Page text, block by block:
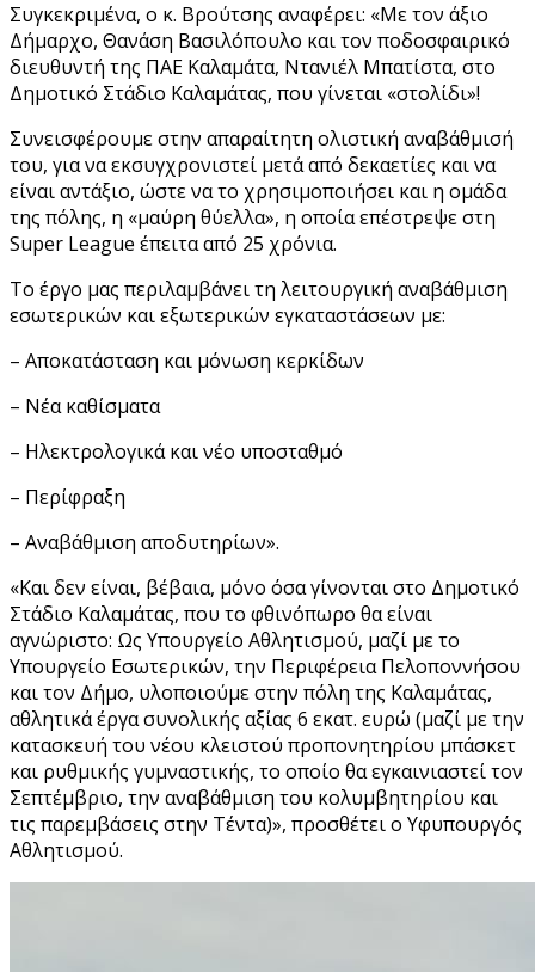
Συγκεκριμένα, ο κ. Βρούτσης αναφέρει: «Με τον άξιο
Δήμαρχο, Θανάση Βασιλόπουλο και τον ποδοσφαιρικό
διευθυντή της ΠΑΕ Καλαμάτα, Ντανιέλ Μπατίστα, στο
Δημοτικό Στάδιο Καλαμάτας, που γίνεται «στολίδι»!
Συνεισφέρουμε στην απαραίτητη ολιστική αναβάθμισή
του, για να εκσυγχρονιστεί μετά από δεκαετίες και να
είναι αντάξιο, ώστε να το χρησιμοποιήσει και η ομάδα
της πόλης, η «μαύρη θύελλα», η οποία επέστρεψε στη
Super League έπειτα από 25 χρόνια.
Το έργο μας περιλαμβάνει τη λειτουργική αναβάθμιση
εσωτερικών και εξωτερικών εγκαταστάσεων με:
– Αποκατάσταση και μόνωση κερκίδων
– Νέα καθίσματα
– Ηλεκτρολογικά και νέο υποσταθμό
– Περίφραξη
– Αναβάθμιση αποδυτηρίων».
«Και δεν είναι, βέβαια, μόνο όσα γίνονται στο Δημοτικό
Στάδιο Καλαμάτας, που το φθινόπωρο θα είναι
αγνώριστο: Ως Υπουργείο Αθλητισμού, μαζί με το
Υπουργείο Εσωτερικών, την Περιφέρεια Πελοποννήσου
και τον Δήμο, υλοποιούμε στην πόλη της Καλαμάτας,
αθλητικά έργα συνολικής αξίας 6 εκατ. ευρώ (μαζί με την
κατασκευή του νέου κλειστού προπονητηρίου μπάσκετ
και ρυθμικής γυμναστικής, το οποίο θα εγκαινιαστεί τον
Σεπτέμβριο, την αναβάθμιση του κολυμβητηρίου και
τις παρεμβάσεις στην Τέντα)», προσθέτει ο Υφυπουργός
Αθλητισμού.